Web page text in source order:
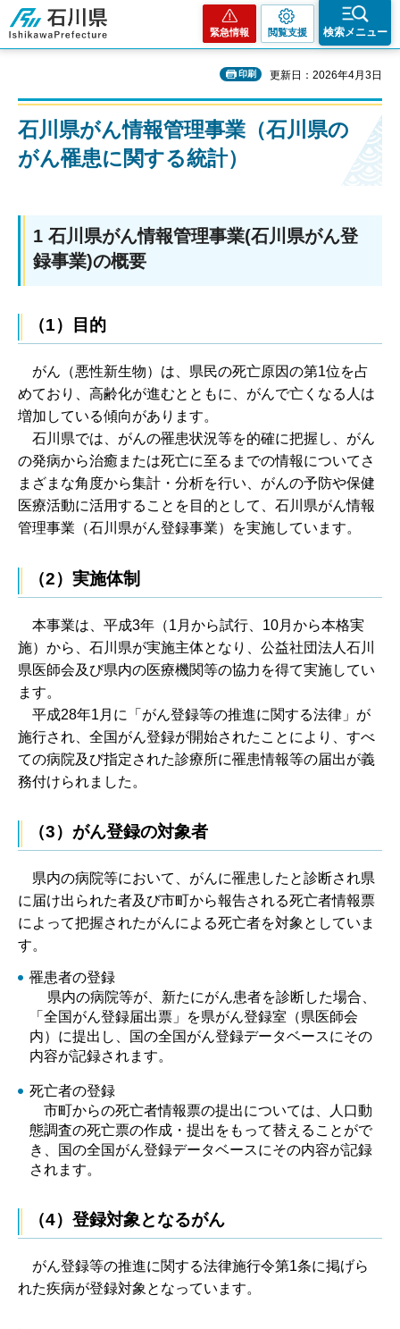
石川県
緊急情報 閲覧支援 検索メニュー
印刷 更新日：2026年4月3日
石川県がん情報管理事業（石川県の
がん罹患に関する統計）
1 石川県がん情報管理事業(石川県がん登
録事業)の概要
（1）目的
がん（悪性新生物）は、県民の死亡原因の第1位を占
めており、高齢化が進むとともに、がんで亡くなる人は
増加している傾向があります。
石川県では、がんの罹患状況等を的確に把握し、がん
の発病から治癒または死亡に至るまでの情報についてさ
まざまな角度から集計・分析を行い、がんの予防や保健
医療活動に活用することを目的として、石川県がん情報
管理事業（石川県がん登録事業）を実施しています。
（2）実施体制
本事業は、平成3年（1月から試行、10月から本格実
施）から、石川県が実施主体となり、公益社団法人石川
県医師会及び県内の医療機関等の協力を得て実施してい
ます。
平成28年1月に「がん登録等の推進に関する法律」が
施行され、全国がん登録が開始されたことにより、すべ
ての病院及び指定された診療所に罹患情報等の届出が義
務付けられました。
（3）がん登録の対象者
県内の病院等において、がんに罹患したと診断され県
に届け出られた者及び市町から報告される死亡者情報票
によって把握されたがんによる死亡者を対象としていま
す。
罹患者の登録
県内の病院等が、新たにがん患者を診断した場合、
「全国がん登録届出票」を県がん登録室（県医師会
内）に提出し、国の全国がん登録データベースにその
内容が記録されます。
死亡者の登録
市町からの死亡者情報票の提出については、人口動
態調査の死亡票の作成・提出をもって替えることがで
き、国の全国がん登録データベースにその内容が記録
されます。
（4）登録対象となるがん
がん登録等の推進に関する法律施行令第1条に掲げら
れた疾病が登録対象となっています。